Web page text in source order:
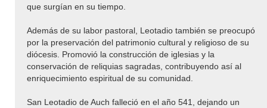
que surgían en su tiempo.
Además de su labor pastoral, Leotadio también se preocupó
por la preservación del patrimonio cultural y religioso de su
diócesis. Promovió la construcción de iglesias y la
conservación de reliquias sagradas, contribuyendo así al
enriquecimiento espiritual de su comunidad.
San Leotadio de Auch falleció en el año 541, dejando un